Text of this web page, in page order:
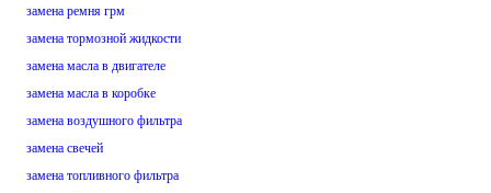
замена ремня грм
замена тормозной жидкости
замена масла в двигателе
замена масла в коробке
замена воздушного фильтра
замена свечей
замена топливного фильтра